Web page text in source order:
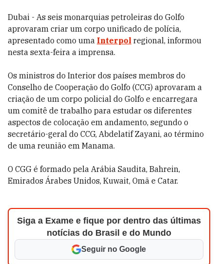
Dubai - As seis monarquias petroleiras do Golfo
aprovaram criar um corpo unificado de polícia,
apresentado como uma Interpol regional, informou
nesta sexta-feira a imprensa.
Os ministros do Interior dos países membros do
Conselho de Cooperação do Golfo (CCG) aprovaram a
criação de um corpo policial do Golfo e encarregara
um comitê de trabalho para estudar os diferentes
aspectos de colocação em andamento, segundo o
secretário-geral do CCG, Abdelatif Zayani, ao término
de uma reunião em Manama.
O CGG é formado pela Arábia Saudita, Bahrein,
Emirados Árabes Unidos, Kuwait, Omã e Catar.
Siga a Exame e fique por dentro das últimas
notícias do Brasil e do Mundo
Seguir no Google